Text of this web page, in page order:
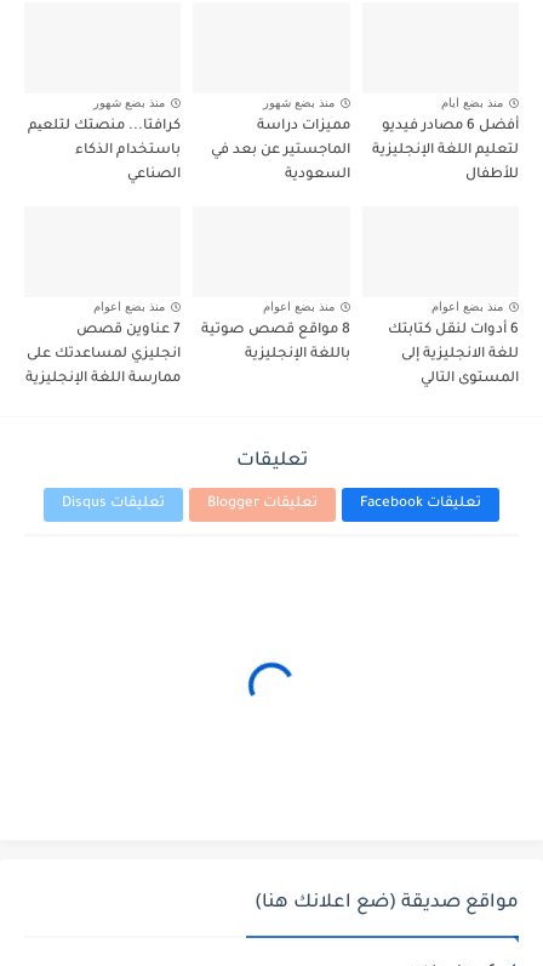
منذ بضع ايام
أفضل 6 مصادر فيديو
لتعليم اللغة الإنجليزية
للأطفال
منذ بضع شهور
مميزات دراسة
الماجستير عن بعد في
السعودية
منذ بضع شهور
كرافتا... منصتك لتلعیم
باستخدام الذكاء
الصناعي
منذ بضع اعوام
6 أدوات لنقل كتابتك
للغة الانجليزية إلى
المستوى التالي
منذ بضع اعوام
8 مواقع قصص صوتية
باللغة الإنجليزية
منذ بضع اعوام
7 عناوين قصص
انجليزي لمساعدتك على
ممارسة اللغة الإنجليزية
تعليقات
تعليقات Facebook تعليقات Blogger تعليقات Disqus
مواقع صديقة (ضع اعلانك هنا)